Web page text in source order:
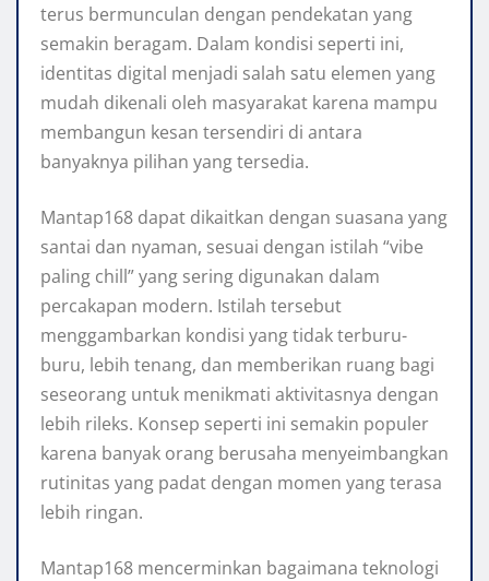
terus bermunculan dengan pendekatan yang
semakin beragam. Dalam kondisi seperti ini,
identitas digital menjadi salah satu elemen yang
mudah dikenali oleh masyarakat karena mampu
membangun kesan tersendiri di antara
banyaknya pilihan yang tersedia.
Mantap168 dapat dikaitkan dengan suasana yang
santai dan nyaman, sesuai dengan istilah “vibe
paling chill” yang sering digunakan dalam
percakapan modern. Istilah tersebut
menggambarkan kondisi yang tidak terburu-
buru, lebih tenang, dan memberikan ruang bagi
seseorang untuk menikmati aktivitasnya dengan
lebih rileks. Konsep seperti ini semakin populer
karena banyak orang berusaha menyeimbangkan
rutinitas yang padat dengan momen yang terasa
lebih ringan.
Mantap168 mencerminkan bagaimana teknologi